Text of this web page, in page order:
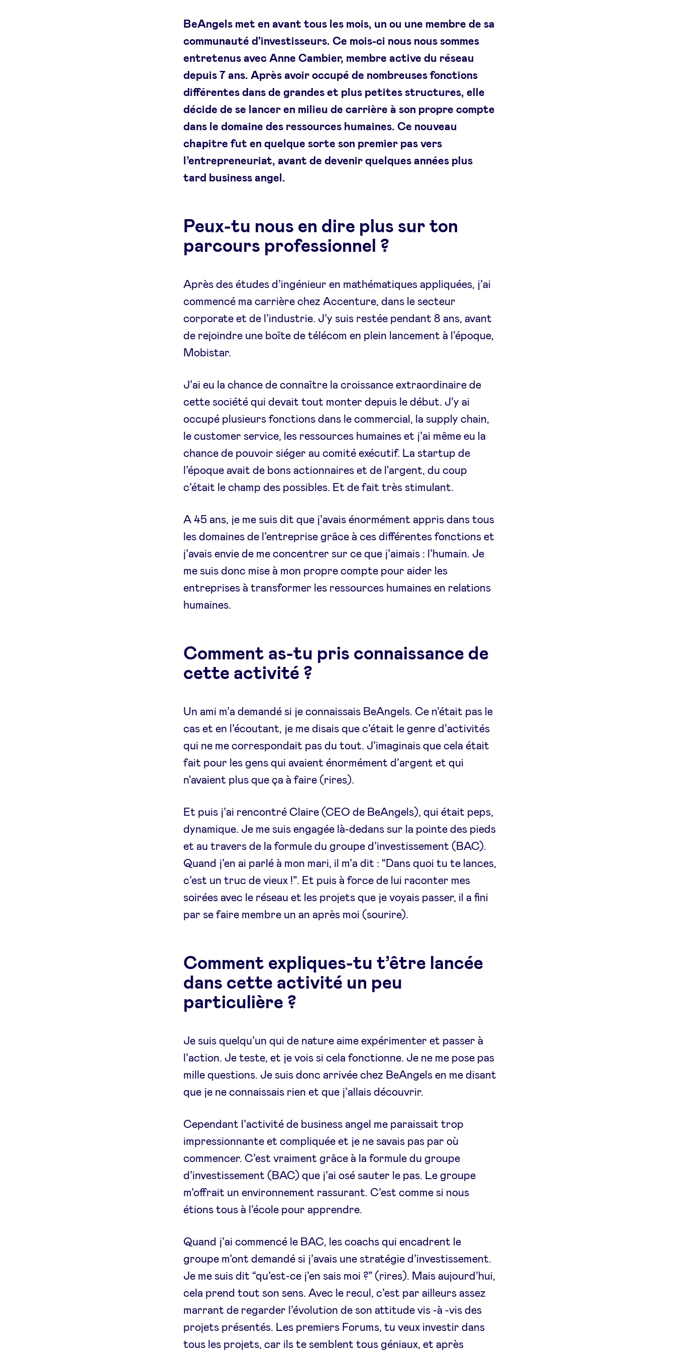
BeAngels met en avant tous les mois, un ou une membre de sa
communauté d'investisseurs. Ce mois-ci nous nous sommes
entretenus avec Anne Cambier, membre active du réseau
depuis 7 ans. Après avoir occupé de nombreuses fonctions
différentes dans de grandes et plus petites structures, elle
décide de se lancer en milieu de carrière à son propre compte
dans le domaine des ressources humaines. Ce nouveau
chapitre fut en quelque sorte son premier pas vers
l’entrepreneuriat, avant de devenir quelques années plus
tard business angel.
Peux-tu nous en dire plus sur ton
parcours professionnel ?
Après des études d’ingénieur en mathématiques appliquées, j’ai
commencé ma carrière chez Accenture, dans le secteur
corporate et de l’industrie. J’y suis restée pendant 8 ans, avant
de rejoindre une boîte de télécom en plein lancement à l’époque,
Mobistar.
J’ai eu la chance de connaître la croissance extraordinaire de
cette société qui devait tout monter depuis le début. J’y ai
occupé plusieurs fonctions dans le commercial, la supply chain,
le customer service, les ressources humaines et j’ai même eu la
chance de pouvoir siéger au comité exécutif. La startup de
l’époque avait de bons actionnaires et de l'argent, du coup
c’était le champ des possibles. Et de fait très stimulant.
A 45 ans, je me suis dit que j’avais énormément appris dans tous
les domaines de l’entreprise grâce à ces différentes fonctions et
j’avais envie de me concentrer sur ce que j’aimais : l’humain. Je
me suis donc mise à mon propre compte pour aider les
entreprises à transformer les ressources humaines en relations
humaines.
Comment as-tu pris connaissance de
cette activité ?
Un ami m’a demandé si je connaissais BeAngels. Ce n’était pas le
cas et en l’écoutant, je me disais que c’était le genre d’activités
qui ne me correspondait pas du tout. J’imaginais que cela était
fait pour les gens qui avaient énormément d’argent et qui
n'avaient plus que ça à faire (rires).
Et puis j’ai rencontré Claire (CEO de BeAngels), qui était peps,
dynamique. Je me suis engagée là-dedans sur la pointe des pieds
et au travers de la formule du groupe d’investissement (BAC).
Quand j’en ai parlé à mon mari, il m’a dit : “Dans quoi tu te lances,
c’est un truc de vieux !”. Et puis à force de lui raconter mes
soirées avec le réseau et les projets que je voyais passer, il a fini
par se faire membre un an après moi (sourire).
Comment expliques-tu t’être lancée
dans cette activité un peu
particulière ?
Je suis quelqu’un qui de nature aime expérimenter et passer à
l’action. Je teste, et je vois si cela fonctionne. Je ne me pose pas
mille questions. Je suis donc arrivée chez BeAngels en me disant
que je ne connaissais rien et que j’allais découvrir.
Cependant l’activité de business angel me paraissait trop
impressionnante et compliquée et je ne savais pas par où
commencer. C’est vraiment grâce à la formule du groupe
d’investissement (BAC) que j’ai osé sauter le pas. Le groupe
m’offrait un environnement rassurant. C’est comme si nous
étions tous à l’école pour apprendre.
Quand j’ai commencé le BAC, les coachs qui encadrent le
groupe m’ont demandé si j’avais une stratégie d’investissement.
Je me suis dit “qu’est-ce j’en sais moi ?” (rires). Mais aujourd’hui,
cela prend tout son sens. Avec le recul, c’est par ailleurs assez
marrant de regarder l’évolution de son attitude vis -à -vis des
projets présentés. Les premiers Forums, tu veux investir dans
tous les projets, car ils te semblent tous géniaux, et après